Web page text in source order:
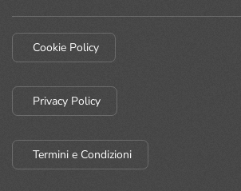
Cookie Policy
Privacy Policy
Termini e Condizioni